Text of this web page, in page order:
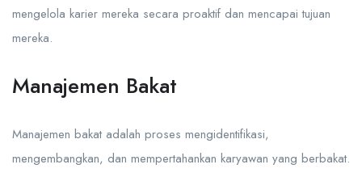
mengelola karier mereka secara proaktif dan mencapai tujuan
mereka.
Manajemen Bakat
Manajemen bakat adalah proses mengidentifikasi,
mengembangkan, dan mempertahankan karyawan yang berbakat.